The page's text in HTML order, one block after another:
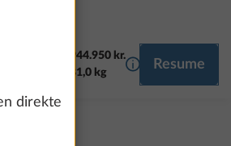
944.950 kr.
81,0 kg
Yderligere
Resume
direkte